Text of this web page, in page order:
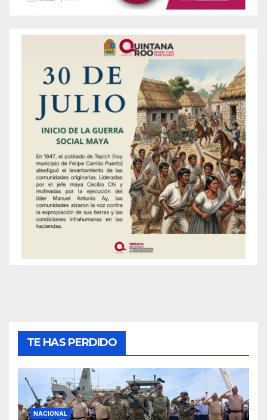
TE HAS PERDIDO
NACIONAL